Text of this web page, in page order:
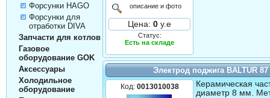
Форсунки HAGO
Форсунки для
отработки DIVA
Запчасти для котлов
Газовое
оборудование GOK
Аксессуары
Холодильное
оборудование
описание и фото
Цена: 0 у.е
Статус:
Есть на складе
Электрод поджига BALTUR
Код: 0013010038
Керамическая
диаметр 8 мм.